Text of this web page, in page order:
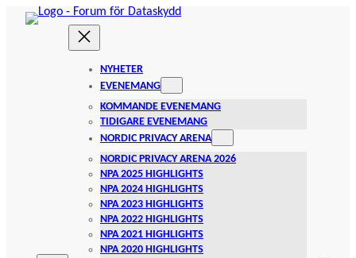
Hoppa
NYHETER
EVENEMANG
KOMMANDE EVENEMANG
TIDIGARE EVENEMANG
NORDIC PRIVACY ARENA
NORDIC PRIVACY ARENA 2026
NPA 2025 HIGHLIGHTS
NPA 2024 HIGHLIGHTS
NPA 2023 HIGHLIGHTS
NPA 2022 HIGHLIGHTS
NPA 2021 HIGHLIGHTS
NPA 2020 HIGHLIGHTS